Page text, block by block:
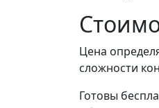
Цена
сложности
Готовы